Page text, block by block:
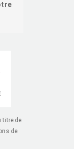
titre de
de